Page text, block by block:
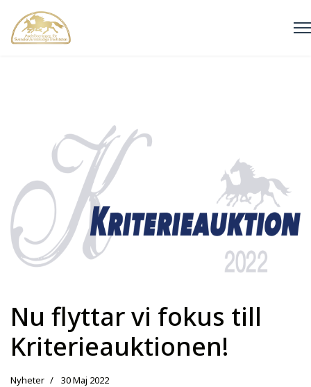
Nu flyttar vi fokus till
Kriterieauktionen!
Nyheter 30 Maj 2022